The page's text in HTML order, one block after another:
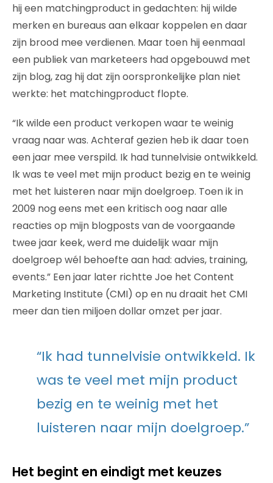
hij een matchingproduct in gedachten: hij wilde
merken en bureaus aan elkaar koppelen en daar
zijn brood mee verdienen. Maar toen hij eenmaal
een publiek van marketeers had opgebouwd met
zijn blog, zag hij dat zijn oorspronkelijke plan niet
werkte: het matchingproduct flopte.
“Ik wilde een product verkopen waar te weinig
vraag naar was. Achteraf gezien heb ik daar toen
een jaar mee verspild. Ik had tunnelvisie ontwikkeld.
Ik was te veel met mijn product bezig en te weinig
met het luisteren naar mijn doelgroep. Toen ik in
2009 nog eens met een kritisch oog naar alle
reacties op mijn blogposts van de voorgaande
twee jaar keek, werd me duidelijk waar mijn
doelgroep wél behoefte aan had: advies, training,
events.” Een jaar later richtte Joe het Content
Marketing Institute (CMI) op en nu draait het CMI
meer dan tien miljoen dollar omzet per jaar.
“Ik had tunnelvisie ontwikkeld. Ik
was te veel met mijn product
bezig en te weinig met het
luisteren naar mijn doelgroep.”
Het begint en eindigt met keuzes